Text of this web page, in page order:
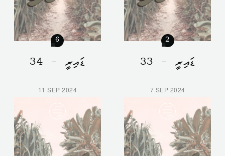
6
ޑައިރީ - 34
2
ޑައިރީ - 33
11 SEP 2024 7 SEP 2024